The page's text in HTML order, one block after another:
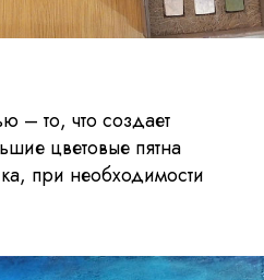
– то, что создает
цветовые пятна
при необходимости